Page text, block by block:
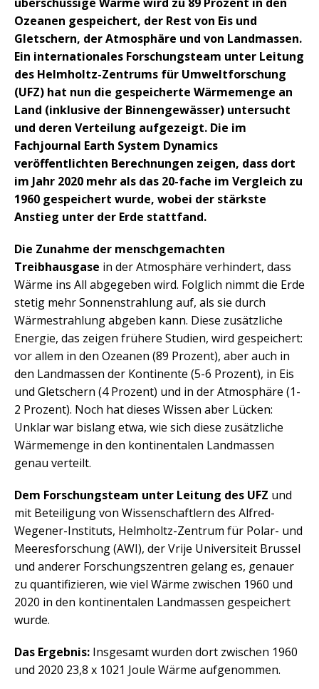
Ozeanen gespeichert, der Rest von Eis und
Gletschern, der Atmosphäre und von Landmassen.
Ein internationales Forschungsteam unter Leitung
des Helmholtz-Zentrums für Umweltforschung
(UFZ) hat nun die gespeicherte Wärmemenge an
Land (inklusive der Binnengewässer) untersucht
und deren Verteilung aufgezeigt. Die im
Fachjournal Earth System Dynamics
veröffentlichten Berechnungen zeigen, dass dort
im Jahr 2020 mehr als das 20-fache im Vergleich zu
1960 gespeichert wurde, wobei der stärkste
Anstieg unter der Erde stattfand.
Die Zunahme der menschgemachten
Treibhausgase in der Atmosphäre verhindert, dass
Wärme ins All abgegeben wird. Folglich nimmt die Erde
stetig mehr Sonnenstrahlung auf, als sie durch
Wärmestrahlung abgeben kann. Diese zusätzliche
Energie, das zeigen frühere Studien, wird gespeichert:
vor allem in den Ozeanen (89 Prozent), aber auch in
den Landmassen der Kontinente (5-6 Prozent), in Eis
und Gletschern (4 Prozent) und in der Atmosphäre (1-
2 Prozent). Noch hat dieses Wissen aber Lücken:
Unklar war bislang etwa, wie sich diese zusätzliche
Wärmemenge in den kontinentalen Landmassen
genau verteilt.
Dem Forschungsteam unter Leitung des UFZ und
mit Beteiligung von Wissenschaftlern des Alfred-
Wegener-Instituts, Helmholtz-Zentrum für Polar- und
Meeresforschung (AWI), der Vrije Universiteit Brussel
und anderer Forschungszentren gelang es, genauer
zu quantifizieren, wie viel Wärme zwischen 1960 und
2020 in den kontinentalen Landmassen gespeichert
wurde.
Das Ergebnis: Insgesamt wurden dort zwischen 1960
und 2020 23,8 x 1021 Joule Wärme aufgenommen.